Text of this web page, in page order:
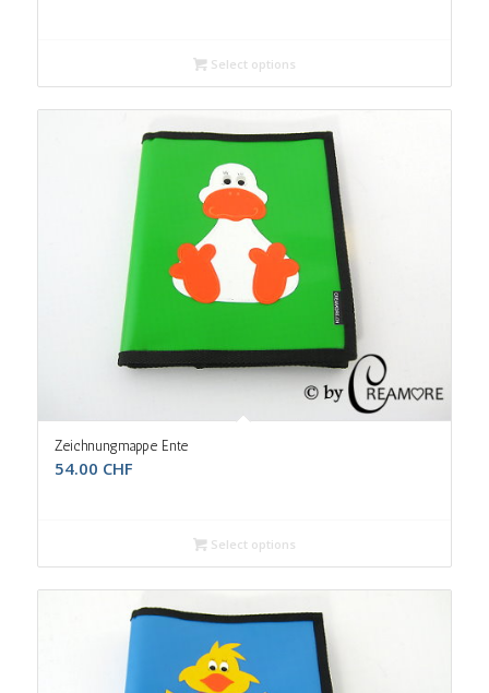
Select options
Zeichnungmappe Ente
54.00 CHF
Select options